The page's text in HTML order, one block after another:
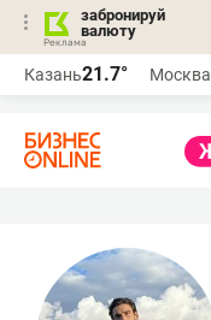
забронируй
валюту
Казань21.7° Москва